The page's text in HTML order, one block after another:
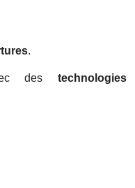
.
des technologies